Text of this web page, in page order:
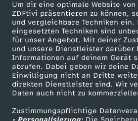
Um dir eine optimale Website von
ZDFtivi präsentieren zu können,
und vergleichbare Techniken ein.
eingesetzten Techniken sind
für unser Angebot. Mit deiner
und unsere Dienstleister darüber
Informationen auf deinem Gerät
abrufen. Dabei geben wir deine
Einwilligung nicht an Dritte
direkten Dienstleister sind. Wir
Daten auch nicht zu
Zustimmungspflichtige
M
i
g
r
a
Mehr ZDF
ZDF-Apps
Smart TV
ZDFtext
Livestreams
Service
Tickets